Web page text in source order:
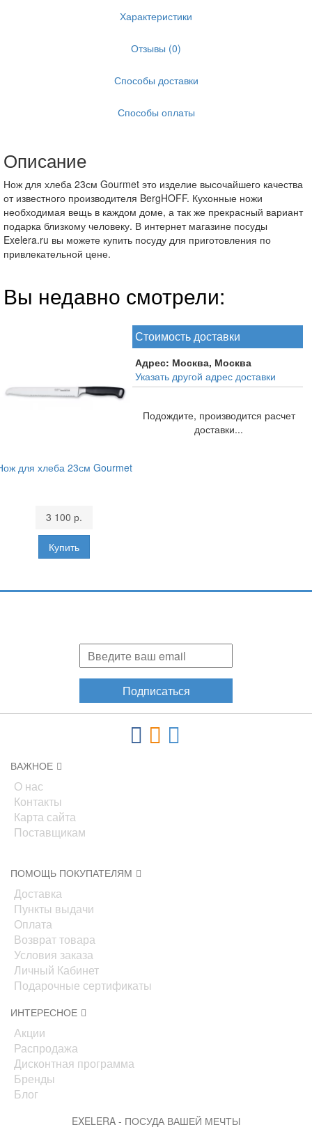
Характеристики
Отзывы (0)
Способы доставки
Способы оплаты
Описание
Нож для хлеба 23см Gourmet это изделие высочайшего качества
от известного производителя BergHOFF. Кухонные ножи
необходимая вещь в каждом доме, а так же прекрасный вариант
подарка близкому человеку. В интернет магазине посуды
Exelera.ru вы можете купить посуду для приготовления по
привлекательной цене.
Вы недавно смотрели:
для хлеба 23см Gourmet
3 100 р.
Стоимость доставки
Адрес: Москва, Москва
Указать другой адрес доставки
Подождите, производится расчет
доставки...
Подписаться
ВАЖНОЕ
О нас
Контакты
Карта сайта
Поставщикам
ПОМОЩЬ ПОКУПАТЕЛЯМ
Доставка
Пункты выдачи
Оплата
Возврат товара
Условия заказа
Личный Кабинет
Подарочные сертификаты
ИНТЕРЕСНОЕ
Акции
Распродажа
Дисконтная программа
Бренды
Блог
EXELERA - ПОСУДА ВАШЕЙ МЕЧТЫ